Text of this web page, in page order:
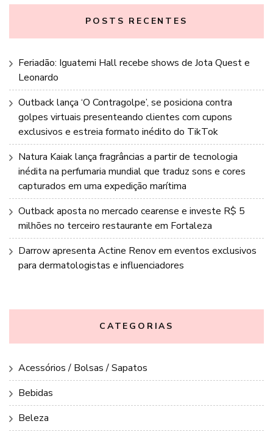
POSTS RECENTES
Feriadão: Iguatemi Hall recebe shows de Jota Quest e
Leonardo
Outback lança ‘O Contragolpe’, se posiciona contra
golpes virtuais presenteando clientes com cupons
exclusivos e estreia formato inédito do TikTok
Natura Kaiak lança fragrâncias a partir de tecnologia
inédita na perfumaria mundial que traduz sons e cores
capturados em uma expedição marítima
Outback aposta no mercado cearense e investe R$ 5
milhões no terceiro restaurante em Fortaleza
Darrow apresenta Actine Renov em eventos exclusivos
para dermatologistas e influenciadores
CATEGORIAS
Acessórios / Bolsas / Sapatos
Bebidas
Beleza